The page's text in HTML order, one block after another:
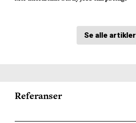
Se alle artikler
Referanser